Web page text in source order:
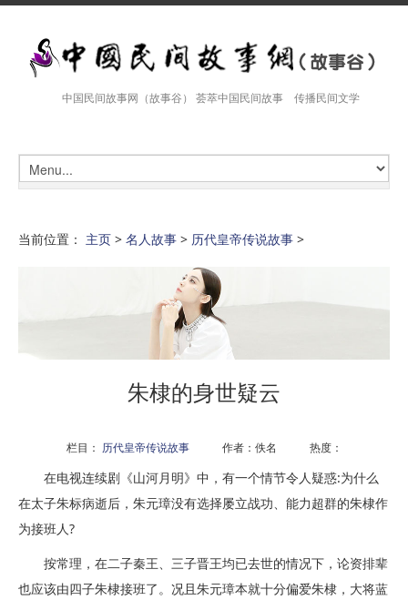
中国民间故事网（故事谷） 荟萃中国民间故事 传播民间文学
当前位置： 主页 > 名人故事 > 历代皇帝传说故事 >
朱棣的身世疑云
栏目： 历代皇帝传说故事作者：佚名 热度：
在电视连续剧《山河月明》中，有一个情节令人疑惑:为什么
在太子朱标病逝后，朱元璋没有选择屡立战功、能力超群的朱棣作
为接班人?
按常理，在二子秦王、三子晋王均已去世的情况下，论资排辈
也应该由四子朱棣接班了。况且朱元璋本就十分偏爱朱棣，大将蓝